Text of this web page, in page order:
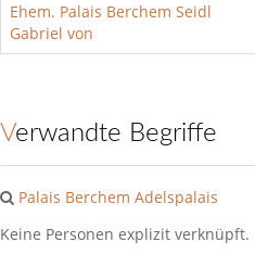
Ehem. Palais Berchem Seidl
Gabriel von
Verwandte Begriffe
Palais Berchem Adelspalais
Keine Personen explizit verknüpft.